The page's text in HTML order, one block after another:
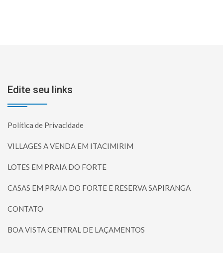
Edite seu links
Política de Privacidade
VILLAGES A VENDA EM ITACIMIRIM
LOTES EM PRAIA DO FORTE
CASAS EM PRAIA DO FORTE E RESERVA SAPIRANGA
CONTATO
BOA VISTA CENTRAL DE LAÇAMENTOS